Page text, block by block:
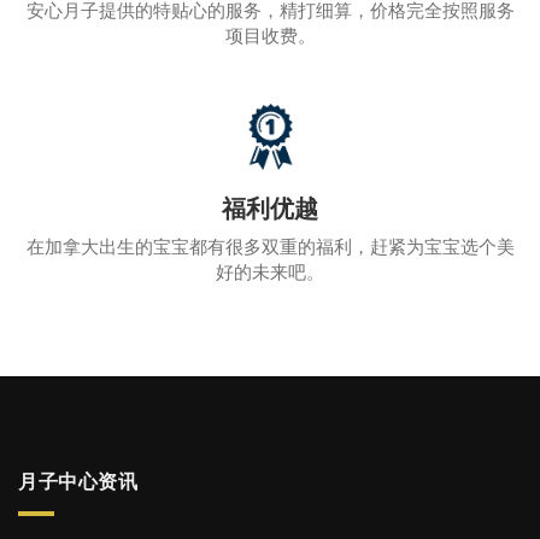
安心月子提供的特贴心的服务，精打细算，价格完全按照服务
项目收费。
福利优越
在加拿大出生的宝宝都有很多双重的福利，赶紧为宝宝选个美
好的未来吧。
月子中心资讯